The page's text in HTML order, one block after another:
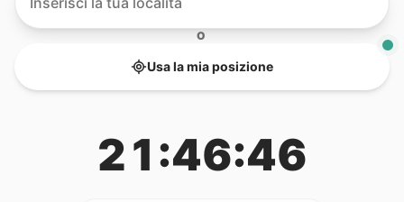
O
Usa la mia posizione
21:46:46